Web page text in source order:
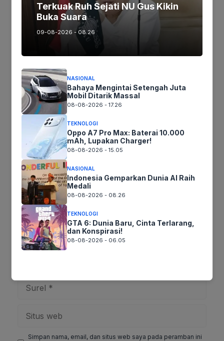
Terima Kasih
Ikuti kami :
Tinggalkan komentar
Komentar
Nama
Surel
web
Simpan nama, email, dan situs web saya pada peramban ini
Terkuak Ruh Sejati NU Gus Kikin
Buka Suara
09-08-2026 - 08.26
NASIONAL
Bahaya Mengintai Setengah Juta
Mobil Ditarik Massal
08-08-2026 - 17.26
TEKNOLOGI
Oppo A7 Pro Max: Baterai 10.000
mAh, Lupakan Charger!
08-08-2026 - 15.05
NASIONAL
Indonesia Gemparkan Dunia AI Raih
Medali
08-08-2026 - 08.26
TEKNOLOGI
GTA 6: Dunia Baru, Cinta Terlarang,
dan Konspirasi!
08-08-2026 - 06.05